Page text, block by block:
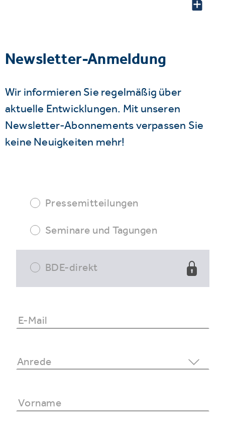
Newsletter-Anmeldung
Wir informieren Sie regelmäßig über
aktuelle Entwicklungen. Mit unseren
Newsletter-Abonnements verpassen Sie
keine Neuigkeiten mehr!
Pressemitteilungen
Seminare und Tagungen
BDE-direkt